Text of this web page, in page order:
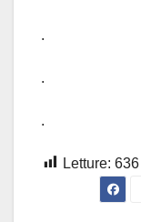
.
.
.
Letture: 636